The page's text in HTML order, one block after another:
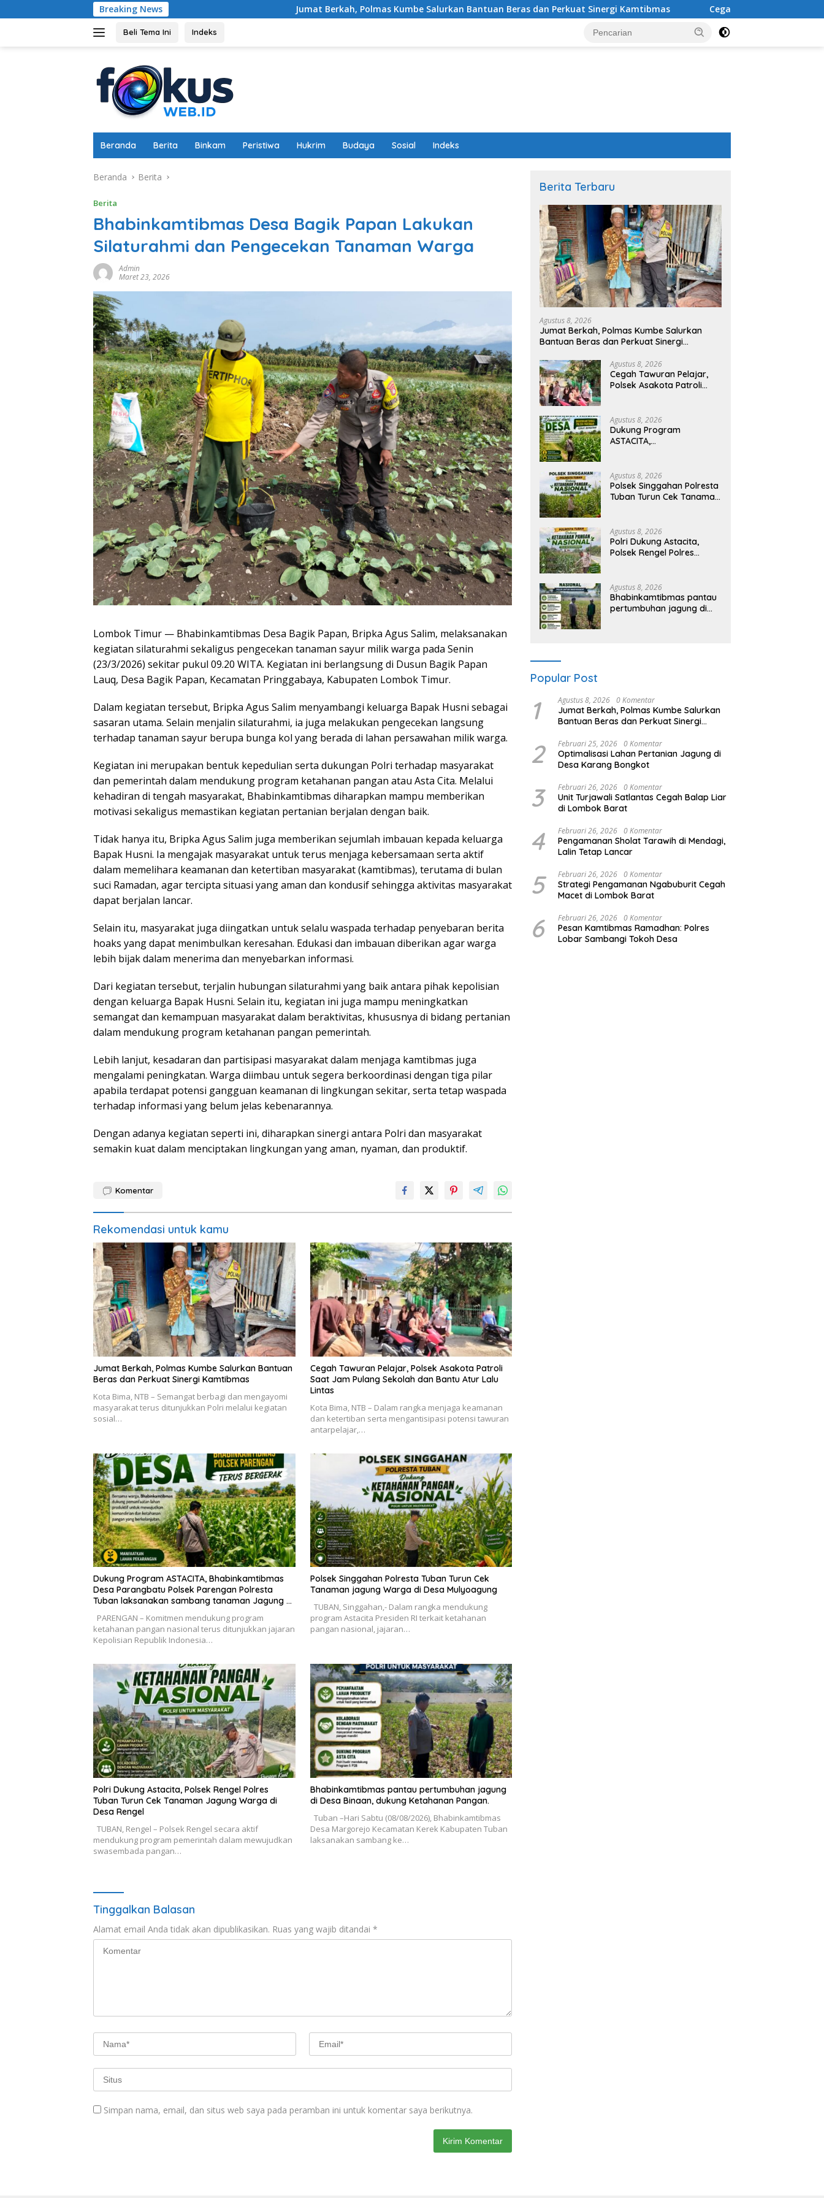
ke
Breaking News Jumat Berkah, Polmas Kumbe Salurkan Bantuan Beras dan Perkuat Sinergi Kamtibmas Cegah Tawuran Pelajar, Polsek Asakota
Beli Tema Ini Indeks
Beranda Berita Binkam Peristiwa Hukrim Budaya Sosial Indeks
Beranda Berita
Berita
Bhabinkamtibmas Desa Bagik Papan Lakukan
Silaturahmi dan Pengecekan Tanaman Warga
Admin
Maret 23, 2026
Lombok Timur — Bhabinkamtibmas Desa Bagik Papan, Bripka Agus Salim, melaksanakan
kegiatan silaturahmi sekaligus pengecekan tanaman sayur milik warga pada Senin
(23/3/2026) sekitar pukul 09.20 WITA. Kegiatan ini berlangsung di Dusun Bagik Papan
Lauq, Desa Bagik Papan, Kecamatan Pringgabaya, Kabupaten Lombok Timur.
Dalam kegiatan tersebut, Bripka Agus Salim menyambangi keluarga Bapak Husni sebagai
sasaran utama. Selain menjalin silaturahmi, ia juga melakukan pengecekan langsung
terhadap tanaman sayur berupa bunga kol yang berada di lahan persawahan milik warga.
Kegiatan ini merupakan bentuk kepedulian serta dukungan Polri terhadap masyarakat
dan pemerintah dalam mendukung program ketahanan pangan atau Asta Cita. Melalui
kehadiran di tengah masyarakat, Bhabinkamtibmas diharapkan mampu memberikan
motivasi sekaligus memastikan kegiatan pertanian berjalan dengan baik.
Tidak hanya itu, Bripka Agus Salim juga memberikan sejumlah imbauan kepada keluarga
Bapak Husni. Ia mengajak masyarakat untuk terus menjaga kebersamaan serta aktif
dalam memelihara keamanan dan ketertiban masyarakat (kamtibmas), terutama di bulan
suci Ramadan, agar tercipta situasi yang aman dan kondusif sehingga aktivitas masyarakat
dapat berjalan lancar.
Selain itu, masyarakat juga diingatkan untuk selalu waspada terhadap penyebaran berita
hoaks yang dapat menimbulkan keresahan. Edukasi dan imbauan diberikan agar warga
lebih bijak dalam menerima dan menyebarkan informasi.
Dari kegiatan tersebut, terjalin hubungan silaturahmi yang baik antara pihak kepolisian
dengan keluarga Bapak Husni. Selain itu, kegiatan ini juga mampu meningkatkan
semangat dan kemampuan masyarakat dalam beraktivitas, khususnya di bidang pertanian
dalam mendukung program ketahanan pangan pemerintah.
Lebih lanjut, kesadaran dan partisipasi masyarakat dalam menjaga kamtibmas juga
mengalami peningkatan. Warga diimbau untuk segera berkoordinasi dengan tiga pilar
apabila terdapat potensi gangguan keamanan di lingkungan sekitar, serta tetap waspada
terhadap informasi yang belum jelas kebenarannya.
Dengan adanya kegiatan seperti ini, diharapkan sinergi antara Polri dan masyarakat
semakin kuat dalam menciptakan lingkungan yang aman, nyaman, dan produktif.
Komentar
Rekomendasi untuk kamu
Jumat Berkah, Polmas Kumbe Salurkan Bantuan
Beras dan Perkuat Sinergi Kamtibmas
Kota Bima, NTB – Semangat berbagi dan mengayomi
masyarakat terus ditunjukkan Polri melalui kegiatan
sosial…
Cegah Tawuran Pelajar, Polsek Asakota Patroli
Saat Jam Pulang Sekolah dan Bantu Atur Lalu
Lintas
Kota Bima, NTB – Dalam rangka menjaga keamanan
dan ketertiban serta mengantisipasi potensi tawuran
antarpelajar,…
Dukung Program ASTACITA, Bhabinkamtibmas
Desa Parangbatu Polsek Parengan Polresta
Tuban laksanakan sambang tanaman Jagung Di
PARENGAN – Komitmen mendukung program
ketahanan pangan nasional terus ditunjukkan jajaran
Kepolisian Republik Indonesia…
Polsek Singgahan Polresta Tuban Turun Cek
Tanaman jagung Warga di Desa Mulyoagung
TUBAN, Singgahan,- Dalam rangka mendukung
program Astacita Presiden RI terkait ketahanan
pangan nasional, jajaran…
Polri Dukung Astacita, Polsek Rengel Polres
Tuban Turun Cek Tanaman Jagung Warga di
Desa Rengel
TUBAN, Rengel – Polsek Rengel secara aktif
mendukung program pemerintah dalam mewujudkan
swasembada pangan…
Bhabinkamtibmas pantau pertumbuhan jagung
di Desa Binaan, dukung Ketahanan Pangan.
Tuban –Hari Sabtu (08/08/2026), Bhabinkamtibmas
Desa Margorejo Kecamatan Kerek Kabupaten Tuban
laksanakan sambang ke…
Tinggalkan Balasan
Alamat email Anda tidak akan dipublikasikan. Ruas yang wajib ditandai *
Simpan nama, email, dan situs web saya pada peramban ini untuk komentar saya berikutnya.
Berita Terbaru
Agustus 8, 2026
Jumat Berkah, Polmas Kumbe Salurkan
Bantuan Beras dan Perkuat Sinergi
Agustus 8, 2026
Cegah Tawuran Pelajar,
Polsek Asakota Patroli
Agustus 8, 2026
Dukung Program
ASTACITA,
Parengan Polresta Tuban
laksanakan sambang
tanaman Jagung Di Desa
Agustus 8, 2026
Polsek Singgahan Polresta
Tuban Turun Cek Tanaman
Agustus 8, 2026
Polri Dukung Astacita,
Polsek Rengel Polres
Rengel
Agustus 8, 2026
Bhabinkamtibmas pantau
pertumbuhan jagung di
Popular Post
1 Agustus 8, 2026 0 Komentar
Jumat Berkah, Polmas Kumbe Salurkan
Bantuan Beras dan Perkuat Sinergi
2 Februari 25, 2026 0 Komentar
Optimalisasi Lahan Pertanian Jagung di
Desa Karang Bongkot
3 Februari 26, 2026 0 Komentar
Unit Turjawali Satlantas Cegah Balap Liar
di Lombok Barat
4 Februari 26, 2026 0 Komentar
Pengamanan Sholat Tarawih di Mendagi,
Lalin Tetap Lancar
5 Februari 26, 2026 0 Komentar
Strategi Pengamanan Ngabuburit Cegah
Macet di Lombok Barat
6 Februari 26, 2026 0 Komentar
Pesan Kamtibmas Ramadhan: Polres
Lobar Sambangi Tokoh Desa